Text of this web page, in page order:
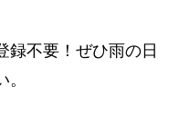
録不要！ぜひ雨の日